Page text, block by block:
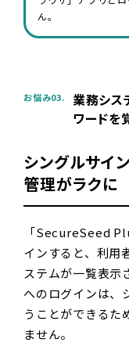
ん。
お悩み03.
業務シス
ワードを
シングルサイ
管理がラクに
「SecureSeed
インすると、利用
ステムが一覧表示
へのログインは、
うことができるた
ません。